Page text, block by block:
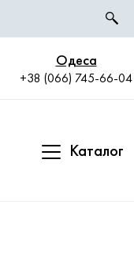
Одеса
+38 (066) 745-66-04
Каталог